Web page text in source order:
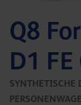
Q8
D1
SYNTHETISCHE